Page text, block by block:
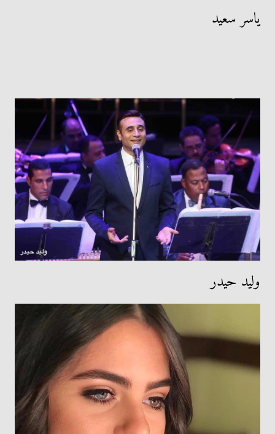
ياسر سعيد
وليد حيدر